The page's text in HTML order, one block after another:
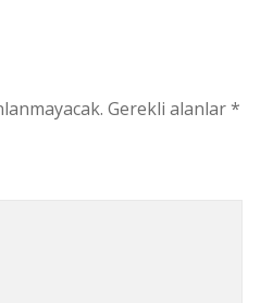
Gerekli alanlar*